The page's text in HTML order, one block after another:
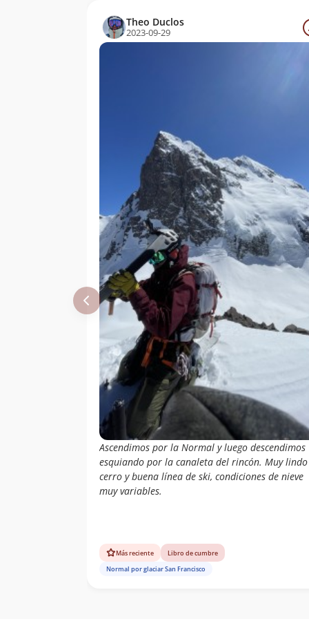
09/01/06
Alvaro Jorquera
Eduardo Atalah
Edison Acuña
Hektor S A
Monteiro
20/11/05
Álvaro Vivanco
20/11/05
David Valdés
Juan Francisco
Bustos
Felipe Ochsenius
Javier Echecopar
22/01/05
Rodrigo Colipi
12/12/04
Andrés Guzmán,
Roberto Olivares,
Rodrigo, Cristian
28/11/04
Daniel
Sepulveda(Coloro),
Nico Negro,
04/03/04
Miguel Barrios
23/11/03 Elvis Acevedo
09/04/03
Paulo Cox
Carlos Andrés
Correa Grez
30/01/02
Eduardo Alexis
Theo Duclos
2023-09-29
Ascendimos por la Normal y luego descendimos
esquiando por la canaleta del rincón. Muy lindo
cerro y buena línea de ski, condiciones de nieve
muy variables.
Más reciente
Libro de cumbre
Normal por glaciar San Francisco